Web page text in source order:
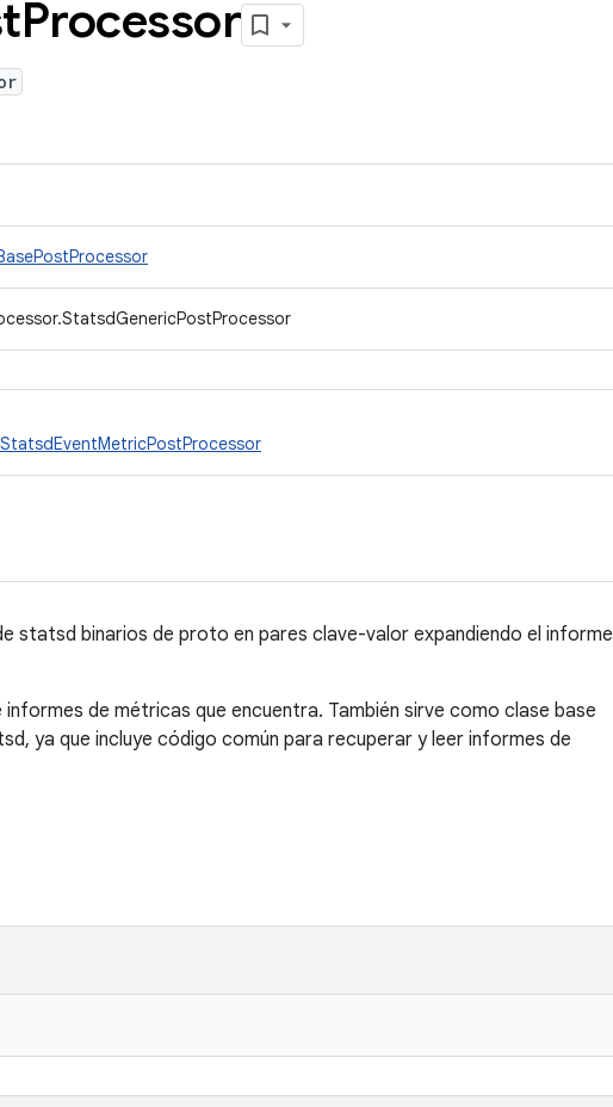
Processor
StatsdEventMetricPostProcessor
statsd binarios de proto en pares clave-valor expandiendo el informe
de métricas que encuentra. También sirve como clase base
ya que incluye código común para recuperar y leer informes de